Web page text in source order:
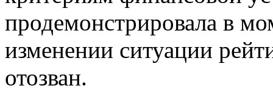
продемонстрировала в
изменении ситуации
отозван.